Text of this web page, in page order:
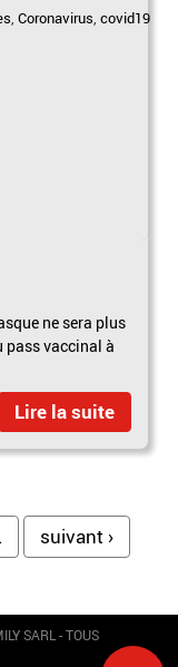
,Coronavirus,covid19
ne sera plus
pass vaccinal à
Lire la suite
suivant ›
SARL - TOUS